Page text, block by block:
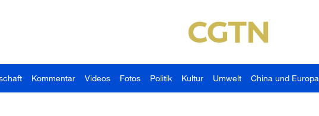
Kommentar Videos Fotos Politik Kultur Umwelt China und Europa